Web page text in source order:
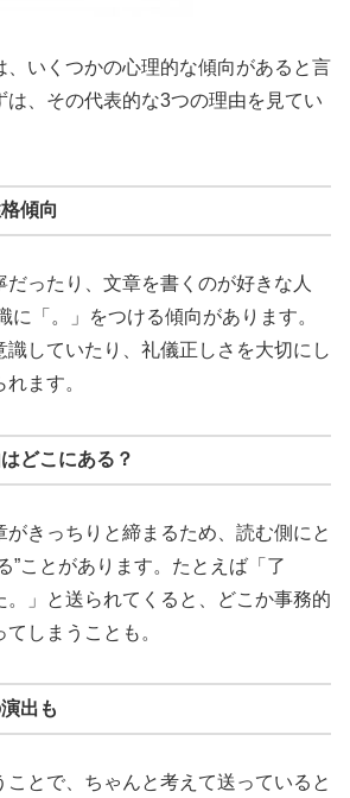
、いくつかの心理的な傾向があると言
は、その代表的な3つの理由を見てい
傾向
ったり、文章を書くのが好きな人
に「。」をつける傾向があります。
識していたり、礼儀正しさを大切にし
ます。
どこにある？
きっちりと締まるため、読む側にと
”ことがあります。たとえば「了
。」と送られてくると、どこか事務的
しまうことも。
出も
とで、ちゃんと考えて送っていると